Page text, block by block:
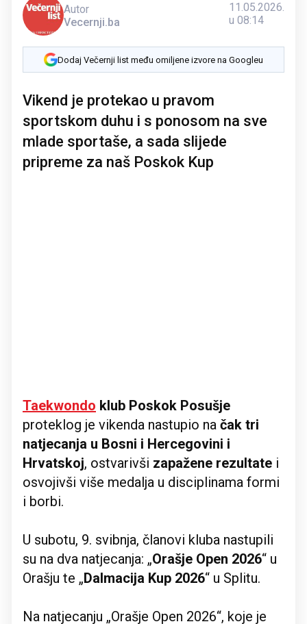
Autor
Vecernji.ba
11.05.2026.
u 08:14
Dodaj Večernji list među omiljene izvore na Googleu
Vikend je protekao u pravom
sportskom duhu i s ponosom na sve
mlade sportaše, a sada slijede
pripreme za naš Poskok Kup
Taekwondo klub Poskok Posušje
proteklog je vikenda nastupio na čak tri
natjecanja u Bosni i Hercegovini i
Hrvatskoj, ostvarivši zapažene rezultate i
osvojivši više medalja u disciplinama formi
i borbi.
U subotu, 9. svibnja, članovi kluba nastupili
su na dva natjecanja: „Orašje Open 2026“ u
Orašju te „Dalmacija Kup 2026“ u Splitu.
Na natjecanju „Orašje Open 2026“, koje je